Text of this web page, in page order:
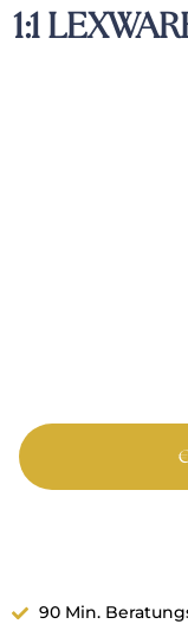
1:1
90 Min.